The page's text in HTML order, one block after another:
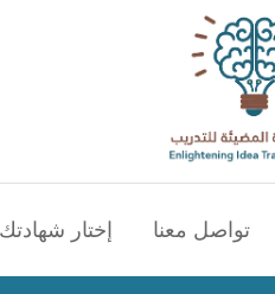
تواصل معنا إختار